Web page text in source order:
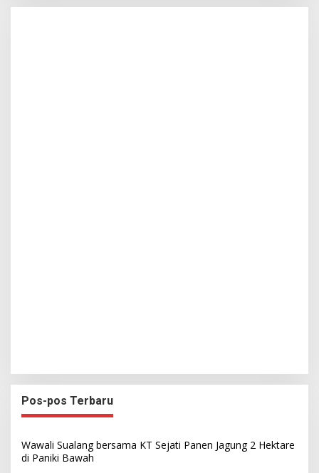
Pos-pos Terbaru
Wawali Sualang bersama KT Sejati Panen Jagung 2 Hektare
di Paniki Bawah